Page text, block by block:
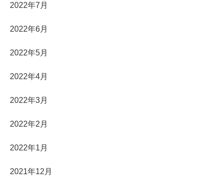
2022年7月
2022年6月
2022年5月
2022年4月
2022年3月
2022年2月
2022年1月
2021年12月